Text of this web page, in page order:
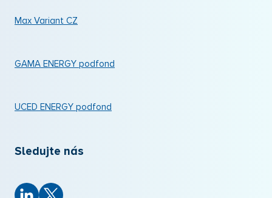
Max Variant CZ
GAMA ENERGY podfond
UCED ENERGY podfond
Sledujte nás